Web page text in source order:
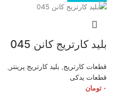
بلید کارتریج کانن 045
قطعات کارتریج, بلید کارتریج پرینتر ,
قطعات یدکی
۰ تومان